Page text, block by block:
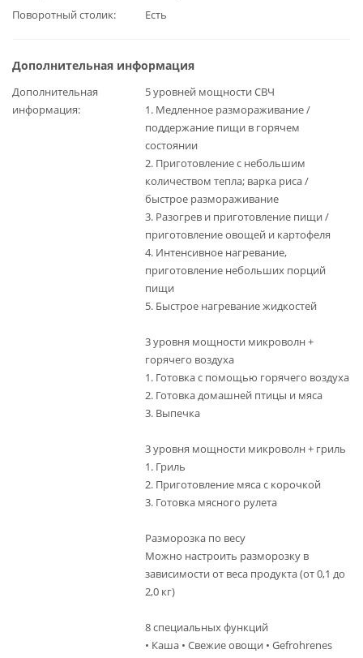
Поворотный столик
Есть
Дополнительная информация
Дополнительная
информация
5 уровней мощности СВЧ
1. Медленное размораживание /
поддержание пищи в горячем
состоянии
2. Приготовление с небольшим
количеством тепла; варка риса /
быстрое размораживание
3. Разогрев и приготовление пищи /
приготовление овощей и картофеля
4. Интенсивное нагревание,
приготовление небольших порций
пищи
5. Быстрое нагревание жидкостей
3 уровня мощности микроволн +
горячего воздуха
1. Готовка с помощью горячего воздуха
2. Готовка домашней птицы и мяса
3. Выпечка
3 уровня мощности микроволн + гриль
1. Гриль
2. Приготовление мяса с корочкой
3. Готовка мясного рулета
Разморозка по весу
Можно настроить разморозку в
зависимости от веса продукта (от 0,1 до
2,0 кг)
8 специальных функций
• Каша • Свежие овощи • Gefrohrenes